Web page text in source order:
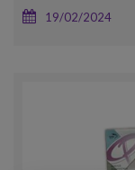
19/02/2024